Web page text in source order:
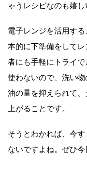
ゃうレシピなのも嬉し
電子レンジを活用す
本的に下準備をして
者にも手軽にトライ
使わないので、洗い物
油の量を抑えられて
上がることです。
そうとわかれば、今
ないですよね。ぜひ今